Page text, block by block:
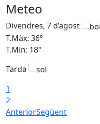
Meteo
Divendres, 7 d’agost
T.Màx: 36°
T.Min: 18°
Tarda
1
2
AnteriorSegüent